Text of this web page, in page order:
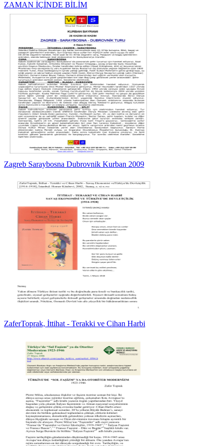
ZAMAN İÇİNDE BİLİM
Zagreb Saraybosna Dubrovnik Kurban 2009
ZaferToprak, İttihat - Terakki ve Cihan Harbi